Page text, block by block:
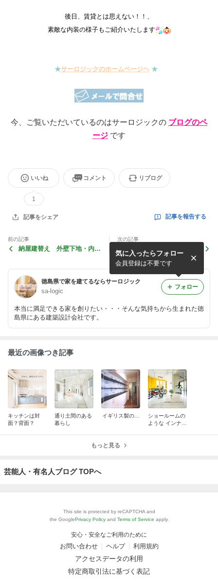
後日、賃貸とは思えない！！、
素敵な内装の様子もご紹介いたします
★サーロジックのホームページヘ ★
今、ご覧いただいているのはサーロジックの ブログのペ
ージ です
いいね
1
コメント リブログ
記事をシェア 記事を報告する
前の記事
納屋建替え 外壁下地・内装
次の記事
上棟 Ｄ邸 徳島市方上町
徳島県で家を建てるならサーロジック
sa-logic
本当に満足できる家を創りたい・・・そんな気持ちから生まれた徳
島県にある建築設計会社です。
気に入ったらフォロー
会員登録は不要です
フォロー
最近の画像つき記事
キッチンは対
面？背面？
通り土間のある
暮らし
イギリス製の…
ショールームの
ような インナー
もっと見る
芸能人・有名人ブログ TOPへ
This site is protected by reCAPTCHA and
the GooglePrivacy Policy and Terms of Service apply.
安心・安全なご利用のために
お問い合わせ ヘルプ 利用規約
アクセスデータの利用
特定商取引法に基づく表記